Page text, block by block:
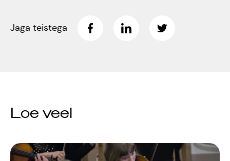
galakontsert
Vanemuise
"Christmas Dreams"
Masing-
Jaga teistega
Loe veel